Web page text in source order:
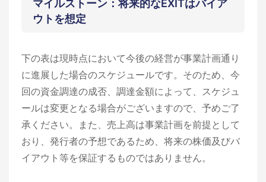
マイルストーン：将来的なEXITはバイア
ウトを想定
下の表は現時点において今後の経営が事業計画通り
に進展した場合のスケジュールです。そのため、今
回の資金調達の成否、調達金額によって、スケジュ
ールは変更となる場合がございますので、予めご了
承ください。また、売上高は事業計画を前提として
おり、発行者の予想であるため、将来の株価及びバ
イアウト等を保証するものではありません。